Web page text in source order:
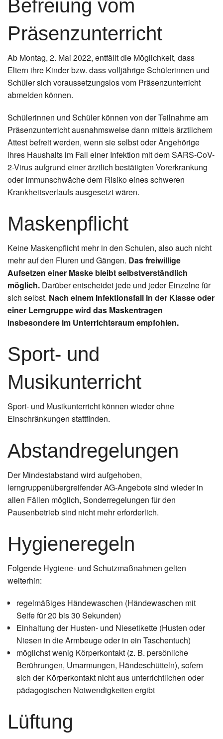
Befreiung vom
Präsenzunterricht
Ab Montag, 2. Mai 2022, entfällt die Möglichkeit, dass
Eltern ihre Kinder bzw. dass volljährige Schülerinnen und
Schüler sich voraussetzungslos vom Präsenzunterricht
abmelden können.
Schülerinnen und Schüler können von der Teilnahme am
Präsenzunterricht ausnahmsweise dann mittels ärztlichem
Attest befreit werden, wenn sie selbst oder Angehörige
ihres Haushalts im Fall einer Infektion mit dem SARS-CoV-
2-Virus aufgrund einer ärztlich bestätigten Vorerkrankung
oder Immunschwäche dem Risiko eines schweren
Krankheitsverlaufs ausgesetzt wären.
Maskenpflicht
Keine Maskenpflicht mehr in den Schulen, also auch nicht
mehr auf den Fluren und Gängen. Das freiwillige
Aufsetzen einer Maske bleibt selbstverständlich
möglich. Darüber entscheidet jede und jeder Einzelne für
sich selbst. Nach einem Infektionsfall in der Klasse oder
einer Lerngruppe wird das Maskentragen
insbesondere im Unterrichtsraum empfohlen.
Sport- und
Musikunterricht
Sport- und Musikunterricht können wieder ohne
Einschränkungen stattfinden.
Abstandregelungen
Der Mindestabstand wird aufgehoben,
lerngruppenübergreifender AG-Angebote sind wieder in
allen Fällen möglich, Sonderregelungen für den
Pausenbetrieb sind nicht mehr erforderlich.
Hygieneregeln
Folgende Hygiene- und Schutzmaßnahmen gelten
weiterhin:
regelmäßiges Händewaschen (Händewaschen mit
Seife für 20 bis 30 Sekunden)
Einhaltung der Husten- und Niesetikette (Husten oder
Niesen in die Armbeuge oder in ein Taschentuch)
möglichst wenig Körperkontakt (z. B. persönliche
Berührungen, Umarmungen, Händeschütteln), sofern
sich der Körperkontakt nicht aus unterrichtlichen oder
pädagogischen Notwendigkeiten ergibt
Lüftung